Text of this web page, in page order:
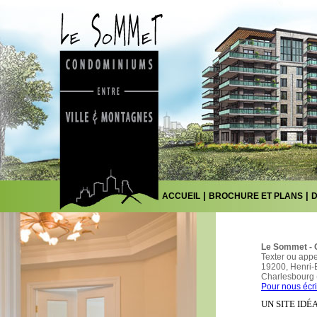
ACCUEIL BROCHURE ET PLANS
Le Sommet -
Texter ou
19200, Henri-
Charlesbourg
Pour nous
UN SITE